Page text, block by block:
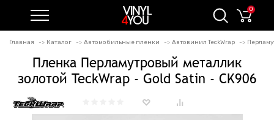
0
Главная Каталог Автомобильные пленки Автовинил TeckWrap
Пленка Перламутровый металлик
золотой TeckWrap - Gold Satin - CK906